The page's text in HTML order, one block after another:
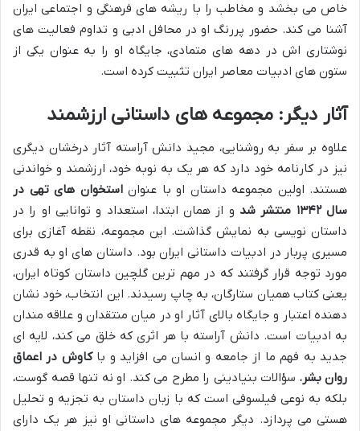
خاص می بخشد و مخاطب را با ریشه های فرهنگی و اجتماعی ایران
آشنا می کند. حضور پررنگ او در محافل ادبی و تداوم فعالیت های
نوشتاری اش در دهه های متمادی، جایگاه او را به عنوان یکی از
ستون های ادبیات معاصر ایران تثبیت کرده است.
آثار دیگر: مجموعه های داستانی ارزشمند
علاوه بر سفر به روشنایی، مجید دانش آراسته آثار درخشان دیگری
نیز در کارنامه خود دارد که هر یک به نوبه خود، ارزشمند و خواندنی
هستند. اولین مجموعه داستان او با عنواناستخوان های تهی در
سال ۱۳۴۲ منتشر شد
و از همان ابتدا، استعداد و توانایی او را در
داستان نویسی به نمایش گذاشت. این مجموعه، نقطه آغازی برای
مسیری پربار در ادبیات داستانی ایران بود. داستان های او به قدری
مورد توجه قرار گرفتند که در مهم ترین گلچین داستان کوتاه ایران،
یعنی کتاب همیان ستارگان، به چاپ رسیدند. این انتخاب، خود نشان
دهنده اعتبار و جایگاه بالای آثار او در میان منتقدان و علاقه مندان
به ادبیات است. دانش آراسته با هر اثری که خلق می کند، لایه ای
جدید به فهم ما از جامعه و انسان می افزاید و باکاوش در اعماق
روان بشر، سؤالات بنیادینی را مطرح می کند. او نه تنها قصه گوست،
بلکه به نوعی فیلسوفی است که با زبان داستان به تجزیه و تحلیل
هستی می پردازد. دیگر مجموعه های داستانی او نیز هر یک دارای